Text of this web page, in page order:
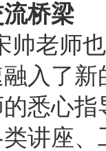
桥梁
帅老师
入了
悉心
讲座